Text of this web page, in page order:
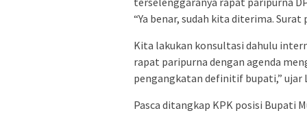
“Ya benar, sudah kita diterima.
Kita lakukan konsultasi dahulu
rapat paripurna dengan agenda
pengangkatan definitif bupati,” ujar
Pasca ditangkap KPK posisi Bupati